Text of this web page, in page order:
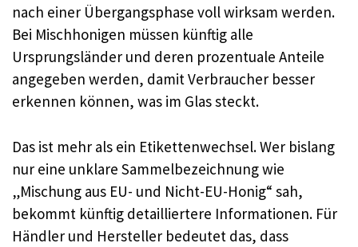
nach einer Übergangsphase voll wirksam werden.
Bei Mischhonigen müssen künftig alle
Ursprungsländer und deren prozentuale Anteile
angegeben werden, damit Verbraucher besser
erkennen können, was im Glas steckt.
Das ist mehr als ein Etikettenwechsel. Wer bislang
nur eine unklare Sammelbezeichnung wie
„Mischung aus EU- und Nicht-EU-Honig“ sah,
bekommt künftig detailliertere Informationen. Für
Händler und Hersteller bedeutet das, dass